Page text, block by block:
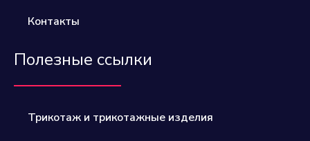
Контакты
Полезные ссылки
Трикотаж и трикотажные изделия